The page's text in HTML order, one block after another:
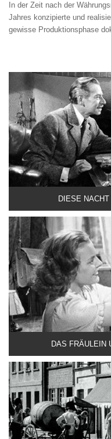
In der Zeit nach der
Jahres konzipierte und
gewisse Produktionsphase
DIESE
DAS FRÄULEIN